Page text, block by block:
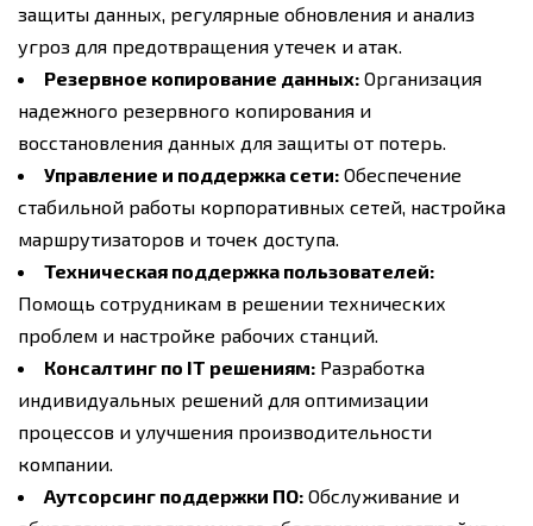
защиты данных, регулярные обновления и анализ
угроз для предотвращения утечек и атак.
Резервное копирование данных: Организация
надежного резервного копирования и
восстановления данных для защиты от потерь.
Управление и поддержка сети: Обеспечение
стабильной работы корпоративных сетей, настройка
маршрутизаторов и точек доступа.
Техническая поддержка пользователей:
Помощь сотрудникам в решении технических
проблем и настройке рабочих станций.
Консалтинг по IT решениям: Разработка
индивидуальных решений для оптимизации
процессов и улучшения производительности
компании.
Аутсорсинг поддержки ПО: Обслуживание и